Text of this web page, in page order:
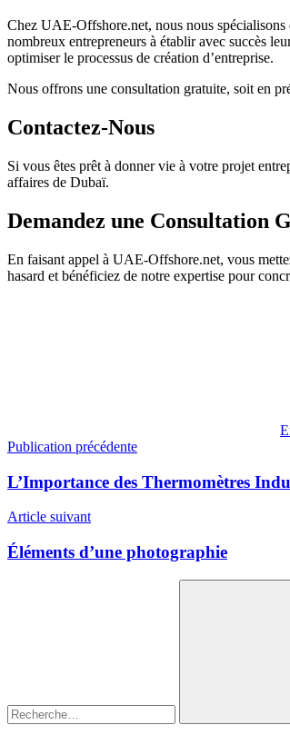
Chez UAE-Offshore.net, nous nous spécialisons
nombreux entrepreneurs à établir avec succès
optimiser le processus de création d’entreprise.
Nous offrons une consultation gratuite, soit en
Contactez-Nous
Si vous êtes prêt à donner vie à votre projet
affaires de Dubaï.
Demandez une Consultation
En faisant appel à UAE-Offshore.net, vous
hasard et bénéficiez de notre expertise pour
Navigation
de
l’article
Publication précédente
L’Importance des Thermomètres
Article suivant
Éléments d’une photographie